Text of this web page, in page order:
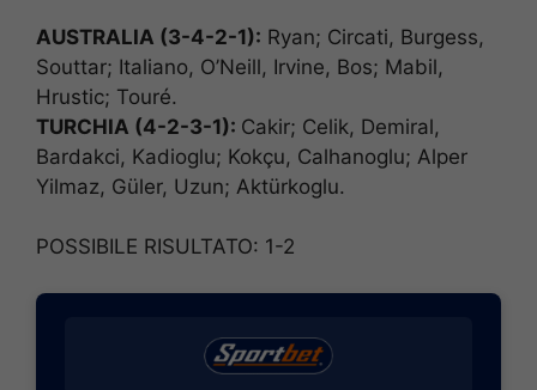
AUSTRALIA (3-4-2-1): Ryan; Circati, Burgess,
Souttar; Italiano, O’Neill, Irvine, Bos; Mabil,
Hrustic; Touré.
TURCHIA (4-2-3-1): Cakir; Celik, Demiral,
Bardakci, Kadioglu; Kokçu, Calhanoglu; Alper
Yilmaz, Güler, Uzun; Aktürkoglu.
POSSIBILE RISULTATO: 1-2